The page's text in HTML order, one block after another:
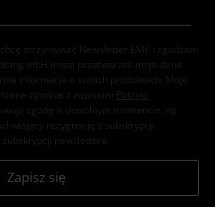
otrzymywać Newsletter EMP i zgadzam
mbH może przetwarzać moje dane
informacje o swoich produktach. Moje
zgodnie z zapisami
Polityki
swoją zgodę w dowolnym momencie, np.
rezygnację z subskrypcji.
newslettera.
Zapisz się